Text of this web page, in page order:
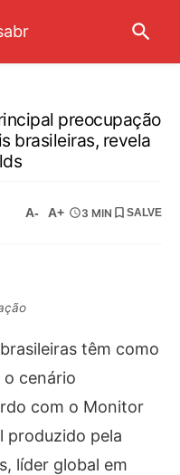
preocupação
brasileiras, revela
A- A+ 3 MIN SALVE
têm como
cenário
com o Monitor
produzido pela
líder global em